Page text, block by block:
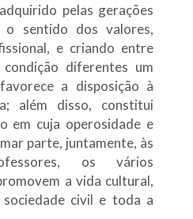
pelas gerações
o sentido dos valores,
e criando entre
diferentes um
a disposição à
além disso, constitui
em cuja operosidade e
parte, juntamente, às
os vários
a vida cultural,
civil e toda a